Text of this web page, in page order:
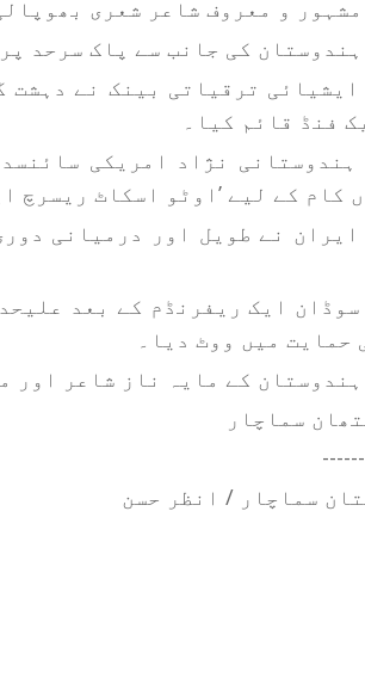
فنڈ قائم کیا۔
- ہندوستانی نژاد امریکی
کام کے لیے ’اوٹو اسکاٹ ریسرچ
- ایران نے طویل اور درمیانی
حمایت میں ووٹ دیا۔
سماچار
سماچار / انظر حسن